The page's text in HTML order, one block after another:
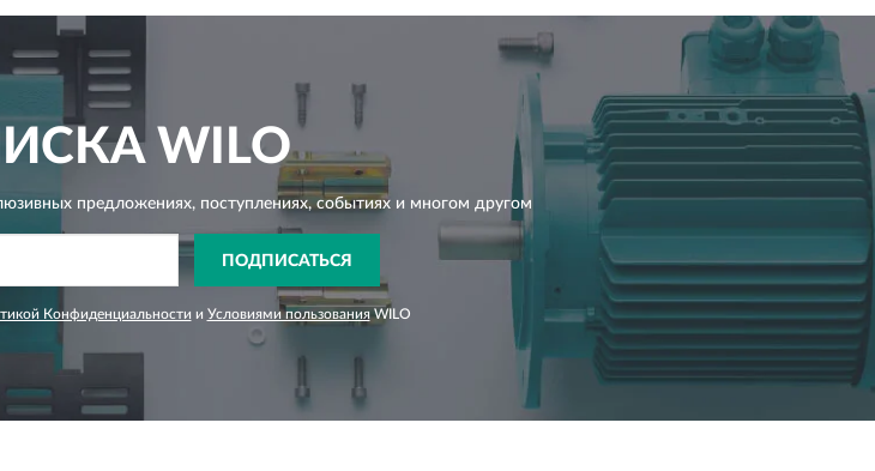
WILO
предложениях,поступлениях, событиях и многом другом
ПОДПИСАТЬСЯ
Конфиденциальности и Условиями пользованияWILO